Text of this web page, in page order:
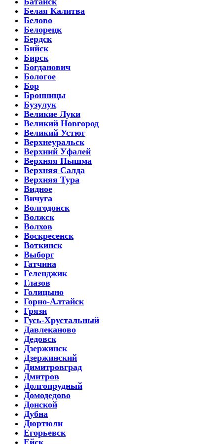
Белая Калитва
Белово
Белорецк
Бердск
Бийск
Бирск
Богданович
Бологое
Бор
Бронницы
Бузулук
Великие Луки
Великий Новгород
Великий Устюг
Верхнеуральск
Верхний Уфалей
Верхняя Пышма
Верхняя Салда
Верхняя Тура
Видное
Вичуга
Волгодонск
Волжск
Волхов
Воскресенск
Воткинск
Выборг
Гатчина
Геленджик
Глазов
Голицыно
Горно-Алтайск
Грязи
Гусь-Хрустальный
Давлеканово
Дедовск
Дзержинск
Дзержинский
Димитровград
Дмитров
Долгопрудный
Домодедово
Донской
Дубна
Дюртюли
Егорьевск
Ейск